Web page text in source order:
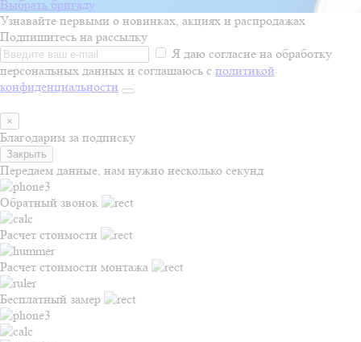
Выбрать бригаду
Узнавайте первыми о новинках, акциях и распродажах
Подпишитесь на рассылку
Я даю согласие на обработку
персональных данных и соглашаюсь с политикой
конфиденциальности
×
Благодарим за подписку
Закрыть
Передаем данные, нам нужно несколько секунд
Обратный звонок
Расчет стоимости
Расчет стоимости монтажа
Бесплатный замер